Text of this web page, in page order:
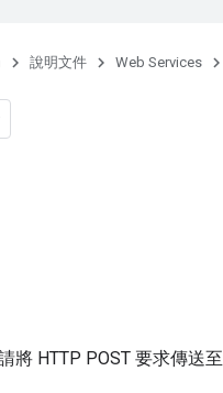
說明文件 Web Services
將 HTTP POST 要求傳送至